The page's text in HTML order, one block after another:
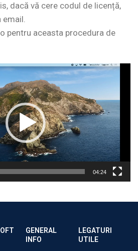
dacă vă cere codul de licență,
email.
pentru aceasta procedura de
04:24
GENERAL
INFO
LEGATURI
UTILE